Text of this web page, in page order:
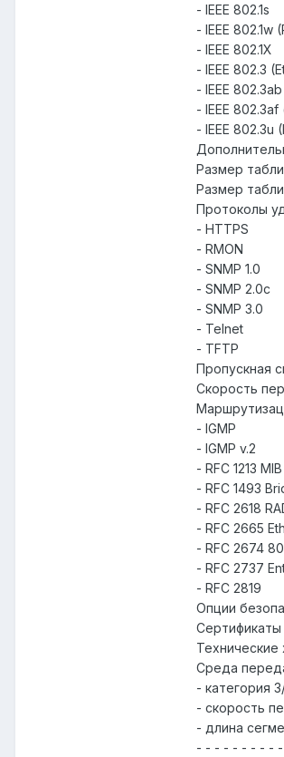
- IEEE 802.1s
- IEEE
- IEEE 802.1X
- IEEE 802.3
- IEEE
- IEEE
- IEEE 802.3u
Размер
Размер
Протоколы
- HTTPS
- RMON
- SNMP 1.0
- SNMP 2.0c
- SNMP 3.0
- Telnet
- TFTP
Пропускная
Скорость
- IGMP
- IGMP v.2
- RFC 1213 MIB
- RFC 1493
- RFC 2618
- RFC 2665
- RFC 2674
- RFC 2737
- RFC 2819
Опции
Сертификаты
Технические
Среда
- категория
- скорость
- длина
- - - - - - - - - -